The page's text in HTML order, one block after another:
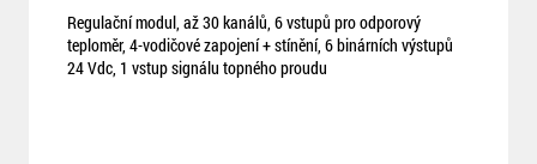
Regulační modul, až 30 kanálů, 6 vstupů pro odporový
teploměr, 4-vodičové zapojení + stínění, 6 binárních výstupů
24 Vdc, 1 vstup signálu topného proudu